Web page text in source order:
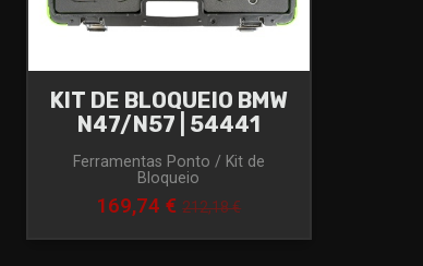
KIT DE BLOQUEIO BMW
N47/N57 | 54441
Ferramentas Ponto / Kit de
Bloqueio
169,74 €212,18 €